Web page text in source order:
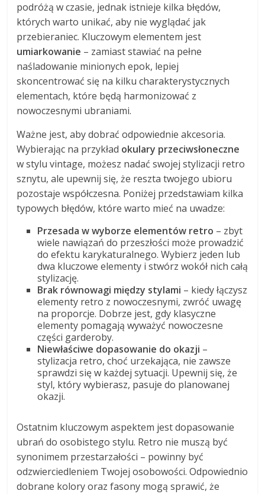
podróżą w czasie, jednak istnieje kilka błędów,
których warto unikać, aby nie wyglądać jak
przebieraniec. Kluczowym elementem jest
umiarkowanie – zamiast stawiać na pełne
naśladowanie minionych epok, lepiej
skoncentrować się na kilku charakterystycznych
elementach, które będą harmonizować z
nowoczesnymi ubraniami.
Ważne jest, aby dobrać odpowiednie akcesoria.
Wybierając na przykład okulary przeciwsłoneczne
w stylu vintage, możesz nadać swojej stylizacji retro
sznytu, ale upewnij się, że reszta twojego ubioru
pozostaje współczesna. Poniżej przedstawiam kilka
typowych błędów, które warto mieć na uwadze:
Przesada w wyborze elementów retro – zbyt
wiele nawiązań do przeszłości może prowadzić
do efektu karykaturalnego. Wybierz jeden lub
dwa kluczowe elementy i stwórz wokół nich całą
stylizację.
Brak równowagi między stylami – kiedy łączysz
elementy retro z nowoczesnymi, zwróć uwagę
na proporcje. Dobrze jest, gdy klasyczne
elementy pomagają wyważyć nowoczesne
części garderoby.
Niewłaściwe dopasowanie do okazji –
stylizacja retro, choć urzekająca, nie zawsze
sprawdzi się w każdej sytuacji. Upewnij się, że
styl, który wybierasz, pasuje do planowanej
okazji.
Ostatnim kluczowym aspektem jest dopasowanie
ubrań do osobistego stylu. Retro nie muszą być
synonimem przestarzałości – powinny być
odzwierciedleniem Twojej osobowości. Odpowiednio
dobrane kolory oraz fasony mogą sprawić, że